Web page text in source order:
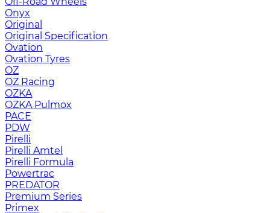
Onyx
Original
Original Specification
Ovation
Ovation Tyres
OZ
OZ Racing
OZKA
OZKA Pulmox
PACE
PDW
Pirelli
Pirelli Amtel
Pirelli Formula
Powertrac
PREDATOR
Premium Series
Primex